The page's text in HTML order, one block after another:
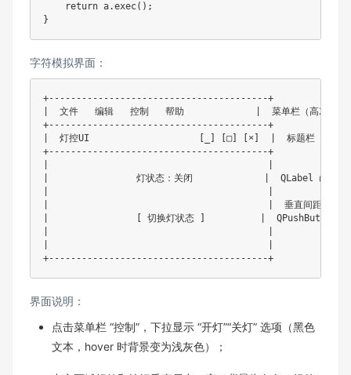
    return a.exec();
}
字符模拟界面：
+----------------------------------------+
|  文件   编辑   控制   帮助             |  菜单栏（高25像素，“
+----------------------------------------+
|  灯控UI                    [_] [□] [×]  |  标题栏（高30像素，
+----------------------------------------+
|                灯状态：关闭             |  QLabel（文本黑色
|                                        |  垂直间距30像素
|                [ 切换灯状态 ]          |  QPushButton（宽120
+----------------------------------------+
界面说明：​
点击菜单栏 “控制”，下拉显示 “开灯”“关灯” 选项（黑色
文本，hover 时背景变为浅灰色）；​